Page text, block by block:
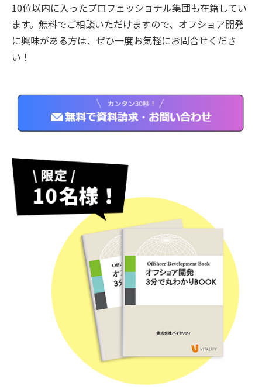
10位以内に入ったプロフェッショナル集団も在籍してい
ます。無料でご相談いただけますので、オフショア開発
に興味がある方は、ぜひ一度お気軽にお問合せくださ
い！